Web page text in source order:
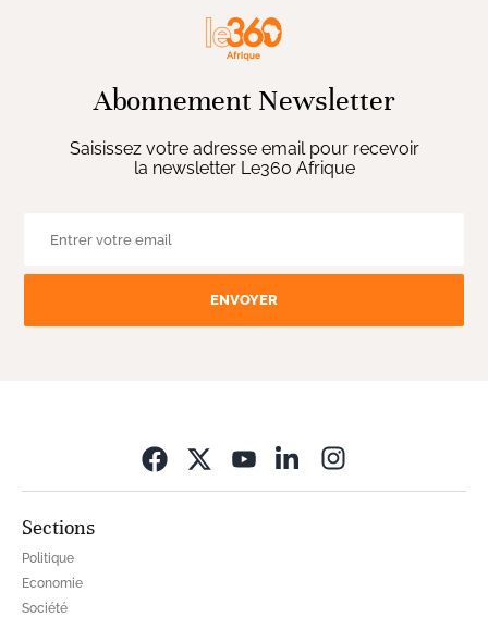
Abonnement Newsletter
Saisissez votre adresse email pour recevoir
la newsletter Le360 Afrique
ENVOYER
Sections
Politique
Economie
Société